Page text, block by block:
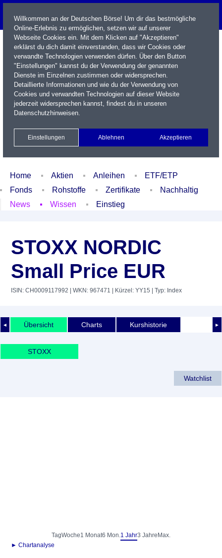
Name / WKN / ISIN / Kürzel
Xetra Realtime
Watchlist Portfolio Login
Home Aktien Anleihen
ETF/ETP
Fonds
Rohstoffe Zertifikate
Nachhaltig
News
Wissen Einstieg
STOXX NORDIC
Small Price EUR
ISIN: CH0009117992 | WKN: 967471 | Kürzel: YY15 | Typ: Index
◄ ►
Übersicht Charts Kurshistorie
STOXX
Watchlist
TagWoche1 Monat6 Mon.1 Jahr3 Jahre Max.
► Chartanalyse
Willkommen an der Deutschen Börse! Um dir das bestmögliche
Online-Erlebnis zu ermöglichen, setzen wir auf unserer
Webseite Cookies ein. Mit dem Klicken auf "Akzeptieren"
erklärst du dich damit einverstanden, dass wir Cookies oder
verwandte Technologien verwenden dürfen. Über den Button
"Einstellungen" kannst du der Verwendung der genannten
Dienste im Einzelnen zustimmen oder widersprechen.
Detaillierte Informationen und wie du der Verwendung von
Cookies und verwandten Technologien auf dieser Website
jederzeit widersprechen kannst, findest du in unseren
Datenschutzhinweisen.
Einstellungen Ablehnen Akzeptieren